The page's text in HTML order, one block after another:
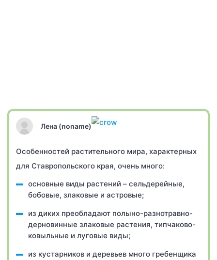
Лена (noname)
Особенностей растительного мира, характерных
для Ставропольского края, очень много:
основные виды растений – сельдерейные,
бобовые, злаковые и астровые;
из диких преобладают полыно-разнотравно-
дерновинные злаковые растения, типчаково-
ковыльные и луговые виды;
из кустарников и деревьев много гребенщика